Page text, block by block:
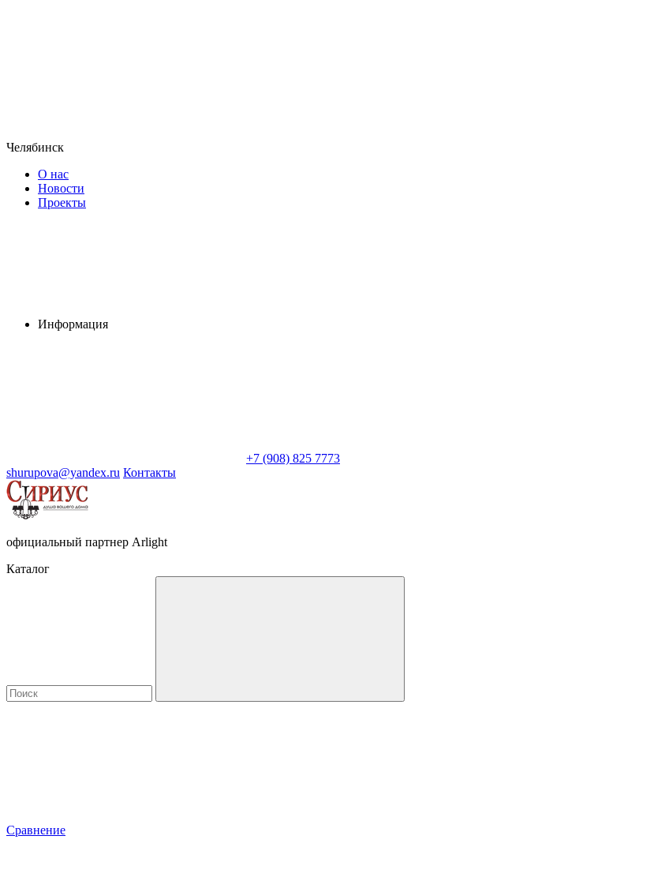
Челябинск
О нас
Новости
Проекты
Информация
+7 (908) 825 7773
shurupova@yandex.ru Контакты
официальный партнер Arlight
Каталог
Сравнение